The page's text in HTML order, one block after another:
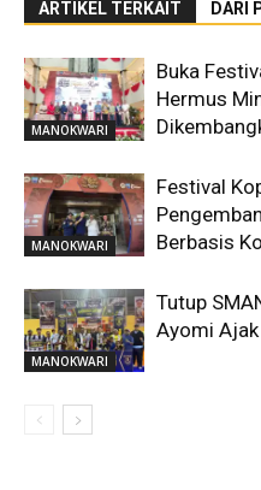
ARTIKEL TERKAIT DARI
MANOKWARI
Buka
Hermus
MANOKWARI
Festival
Berbasis
MANOKWARI
Tutup
Ayomi